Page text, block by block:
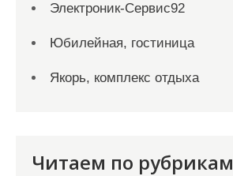
Электроник-Сервис92
Юбилейная, гостиница
Якорь, комплекс отдыха
Читаем по рубрикам